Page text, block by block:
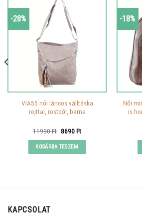
-28%
VIA55 női láncos válltáska
rojttal, rostbőr, barna
11990Ft Original
was:
11990 Ft.
8690FtCurrent
KOSÁRBA TESZEM
-18%
Női
is
KAPCSOLAT